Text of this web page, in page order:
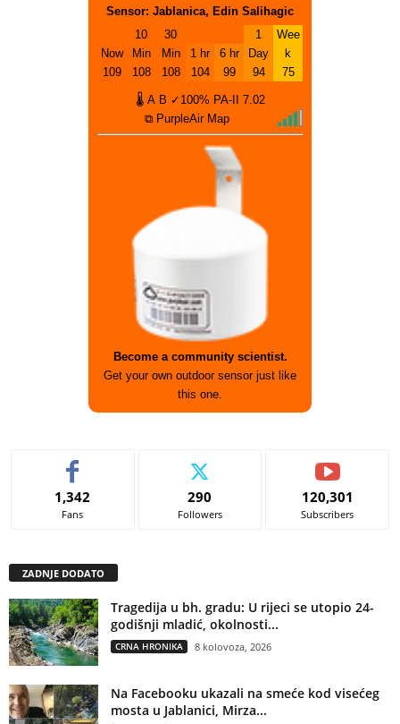
Sensor: Jablanica, Edin Salihagic
Now
109
10
Min
108
30
Min
108
1 hr
104
6 hr
99
1
Day
94
Wee
k
75
🌡 A B ✓100% PA-II 7.02
⧉ PurpleAir Map
Become a community scientist.
Get your own outdoor sensor just like
this one.
1,342
Fans
290
Followers
120,301
Subscribers
ZADNJE DODATO
Tragedija u bh. gradu: U rijeci se utopio 24-
godišnji mladić, okolnosti...
CRNA HRONIKA 8 kolovoza, 2026
Na Facebooku ukazali na smeće kod visećeg
mosta u Jablanici, Mirza...